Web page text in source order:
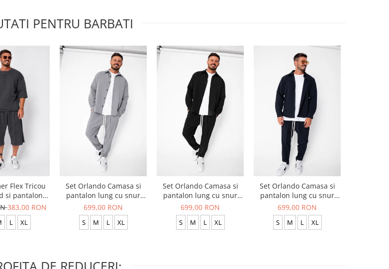
PENTRU BARBATI
Flex Tricou
si pantalon
Grey
383,00 RON
L XL
Set Orlando Camasa si
pantalon lung cu snur
Premium Grey
699,00 RON
S M L XL
Set Orlando Camasa si
pantalon lung cu snur
Premium Black
699,00 RON
S M L XL
Set Orlando Camasa si
pantalon lung cu snur
Premium Navy
699,00 RON
S M L XL